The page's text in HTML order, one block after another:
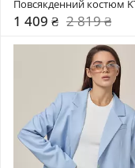
Повсякденний костюм
1 409 ₴ 2 819 ₴